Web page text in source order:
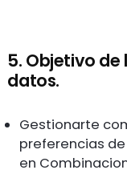
5. Objetivo de
datos.
Gestionarte
preferencias
en